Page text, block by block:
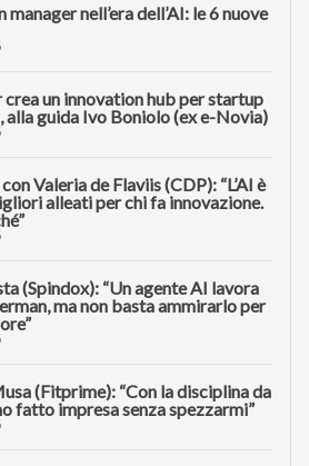
nell’era dell’AI: le 6 nuove
crea un innovation hub per startup
alla guida Ivo Boniolo (ex e-Novia)
Valeria de Flaviis (CDP): “L’AI è
alleati per chi fa innovazione.
(Spindox): “Un agente AI lavora
ma non basta ammirarlo per
(Fitprime): “Con la disciplina da
fatto impresa senza spezzarmi”